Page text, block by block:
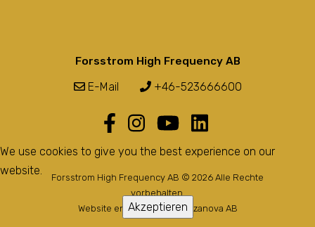
Forsstrom High Frequency AB
E-Mail +46-523666600
Forsstrom High Frequency AB © 2026 Alle Rechte
vorbehalten.
Website entwickelt vonBozzanova AB
We use cookies to give you the best experience on our
website.
Akzeptieren